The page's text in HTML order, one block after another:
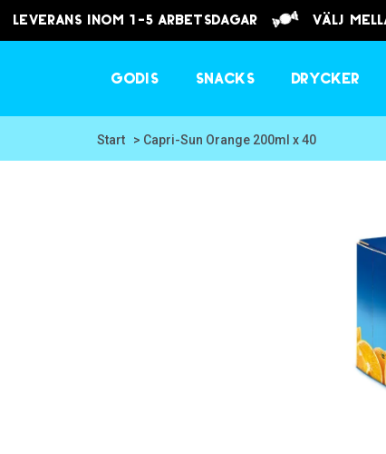
Leverans inom 1-5 arbetsdagar välj
Godis Snacks Drycker
Start > Capri-Sun Orange 200ml x 40